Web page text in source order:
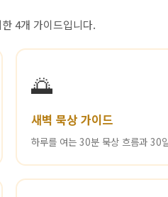
4개 가이드입니다.
🌅
새벽 묵상 가이드
하루를 여는 30분 묵상 흐름과 30